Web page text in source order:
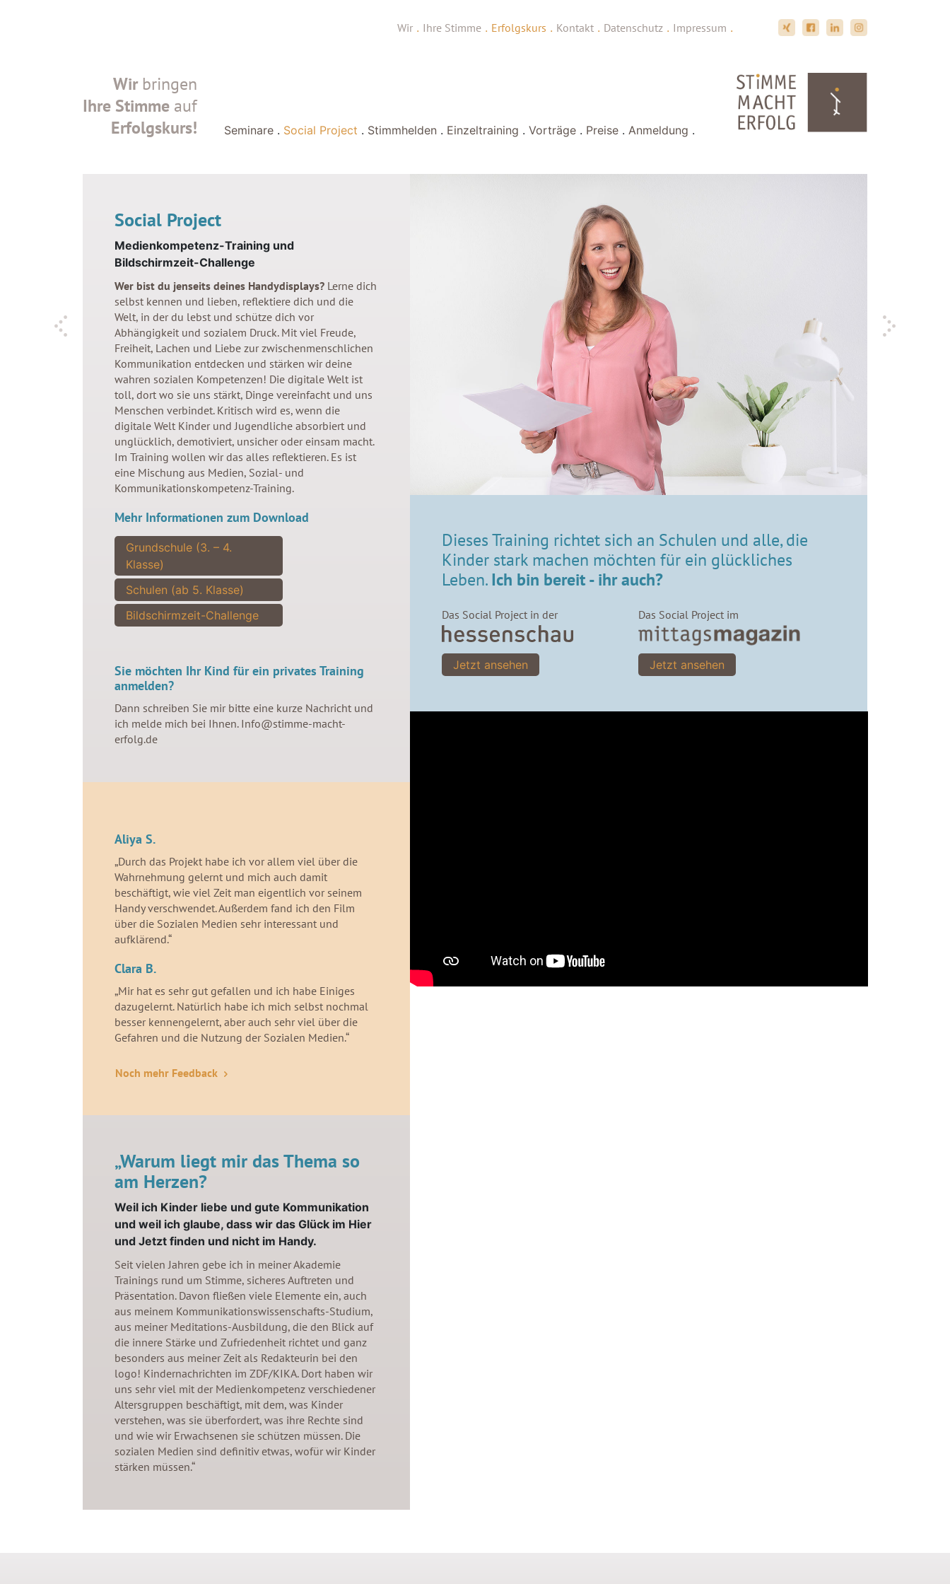
Wir . Ihre Stimme . Erfolgskurs . Kontakt . Datenschutz . Impressum .
Wirbringen
Ihre Stimme auf
Erfolgskurs!
Seminare . Social Project . Stimmhelden . Einzeltraining . Vorträge . Preise . Anmeldung .
Social Project
Medienkompetenz-Training und
Bildschirmzeit-Challenge
Wer bist du jenseits deines Handydisplays? Lerne dich
selbst kennen und lieben, reflektiere dich und die
Welt, in der du lebst und schütze dich vor
Abhängigkeit und sozialem Druck. Mit viel Freude,
Freiheit, Lachen und Liebe zur zwischenmenschlichen
Kommunikation entdecken und stärken wir deine
wahren sozialen Kompetenzen! Die digitale Welt ist
toll, dort wo sie uns stärkt, Dinge vereinfacht und uns
Menschen verbindet. Kritisch wird es, wenn die
digitale Welt Kinder und Jugendliche absorbiert und
unglücklich, demotiviert, unsicher oder einsam macht.
Im Training wollen wir das alles reflektieren. Es ist
eine Mischung aus Medien, Sozial- und
Kommunikationskompetenz-Training.
Mehr Informationen zum Download
Grundschule (3. – 4.
Klasse)
Schulen (ab 5. Klasse)
Bildschirmzeit-Challenge
Sie möchten Ihr Kind für ein privates Training
anmelden?
Dann schreiben Sie mir bitte eine kurze Nachricht und
ich melde mich bei Ihnen. Info@stimme-macht-
erfolg.de
Aliya S.
„Durch das Projekt habe ich vor allem viel über die
Wahrnehmung gelernt und mich auch damit
beschäftigt, wie viel Zeit man eigentlich vor seinem
Handy verschwendet. Außerdem fand ich den Film
über die Sozialen Medien sehr interessant und
aufklärend.“
Clara B.
„Mir hat es sehr gut gefallen und ich habe Einiges
dazugelernt. Natürlich habe ich mich selbst nochmal
besser kennengelernt, aber auch sehr viel über die
Gefahren und die Nutzung der Sozialen Medien.“
Noch mehr Feedback
„Warum liegt mir das Thema so
am Herzen?
Weil ich Kinder liebe und gute Kommunikation
und weil ich glaube, dass wir das Glück im Hier
und Jetzt finden und nicht im Handy.
Seit vielen Jahren gebe ich in meiner Akademie
Trainings rund um Stimme, sicheres Auftreten und
Präsentation. Davon fließen viele Elemente ein, auch
aus meinem Kommunikationswissenschafts-Studium,
aus meiner Meditations-Ausbildung, die den Blick auf
die innere Stärke und Zufriedenheit richtet und ganz
besonders aus meiner Zeit als Redakteurin bei den
logo! Kindernachrichten im ZDF/KIKA. Dort haben wir
uns sehr viel mit der Medienkompetenz verschiedener
Altersgruppen beschäftigt, mit dem, was Kinder
verstehen, was sie überfordert, was ihre Rechte sind
und wie wir Erwachsenen sie schützen müssen. Die
sozialen Medien sind definitiv etwas, wofür wir Kinder
stärken müssen.“
Dieses Training richtet sich an Schulen und alle, die
Kinder stark machen möchten für ein glückliches
Leben.Ich bin bereit - ihr auch?
Das Social Project in der
Jetzt ansehen
Das Social Project im
Jetzt ansehen